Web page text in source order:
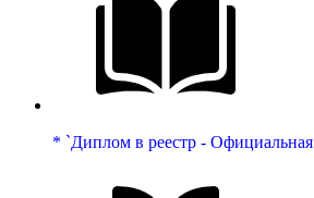
* `Диплом в реестр -